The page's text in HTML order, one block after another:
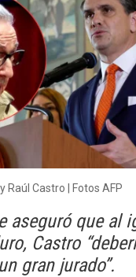
Raúl Castro | Fotos AFP
aseguró que al
Castro
gran jurado”.